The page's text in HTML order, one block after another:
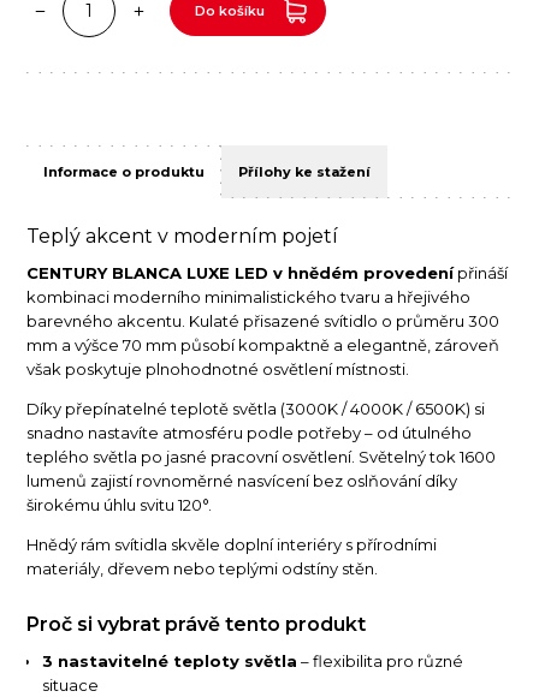
Do košíku
Informace o produktu Přílohy ke stažení
Teplý akcent v moderním pojetí
CENTURY BLANCA LUXE LED v hnědém provedenípřináší
kombinaci moderního minimalistického tvaru a hřejivého
barevného akcentu. Kulaté přisazené svítidlo o průměru 300
mm a výšce 70 mm působí kompaktně a elegantně, zároveň
však poskytuje plnohodnotné osvětlení místnosti.
Díky přepínatelné teplotě světla (3000K / 4000K / 6500K) si
snadno nastavíte atmosféru podle potřeby – od útulného
teplého světla po jasné pracovní osvětlení. Světelný tok 1600
lumenů zajistí rovnoměrné nasvícení bez oslňování díky
širokému úhlu svitu 120°.
Hnědý rám svítidla skvěle doplní interiéry s přírodními
materiály, dřevem nebo teplými odstíny stěn.
Proč si vybrat právě tento produkt
3 nastavitelné teploty světla – flexibilita pro různé
situace